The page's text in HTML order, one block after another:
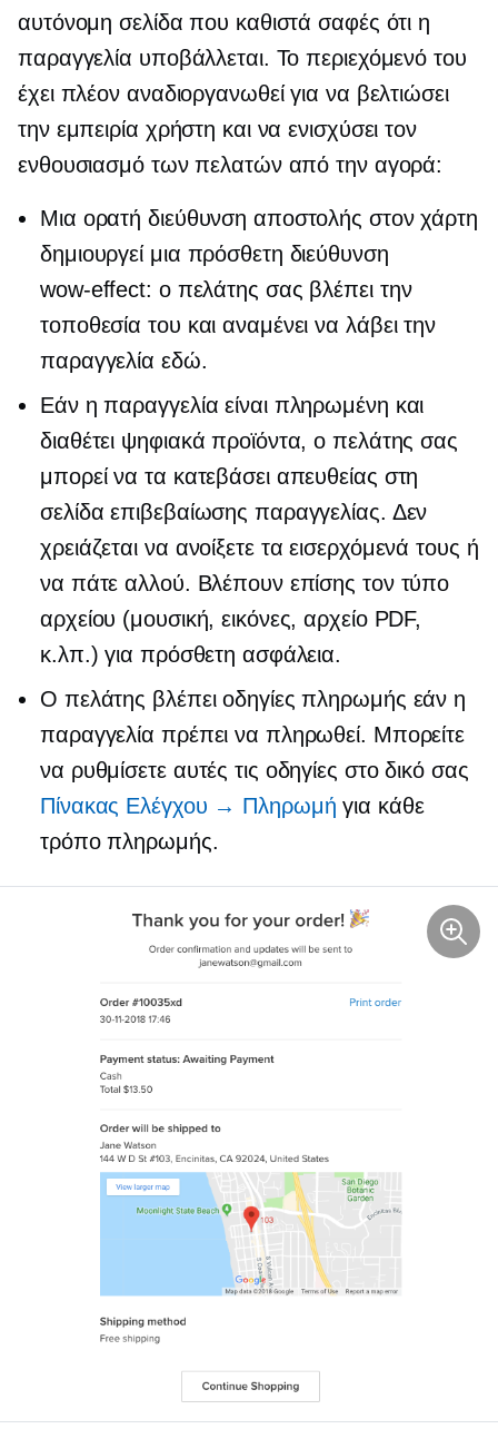
αυτόνομη σελίδα που καθιστά σαφές ότι η
παραγγελία υποβάλλεται. Το περιεχόμενό του
έχει πλέον αναδιοργανωθεί για να βελτιώσει
την εμπειρία χρήστη και να ενισχύσει τον
ενθουσιασμό των πελατών από την αγορά:
Μια ορατή διεύθυνση αποστολής στον χάρτη
δημιουργεί μια πρόσθετη διεύθυνση
wow-effect: ο πελάτης σας βλέπει την
τοποθεσία του και αναμένει να λάβει την
παραγγελία εδώ.
Εάν η παραγγελία είναι πληρωμένη και
διαθέτει ψηφιακά προϊόντα, ο πελάτης σας
μπορεί να τα κατεβάσει απευθείας στη
σελίδα επιβεβαίωσης παραγγελίας. Δεν
χρειάζεται να ανοίξετε τα εισερχόμενά τους ή
να πάτε αλλού. Βλέπουν επίσης τον τύπο
αρχείου (μουσική, εικόνες, αρχείο PDF,
κ.λπ.) για πρόσθετη ασφάλεια.
Ο πελάτης βλέπει οδηγίες πληρωμής εάν η
παραγγελία πρέπει να πληρωθεί. Μπορείτε
να ρυθμίσετε αυτές τις οδηγίες στο δικό σας
Πίνακας Ελέγχου → Πληρωμή για κάθε
τρόπο πληρωμής.